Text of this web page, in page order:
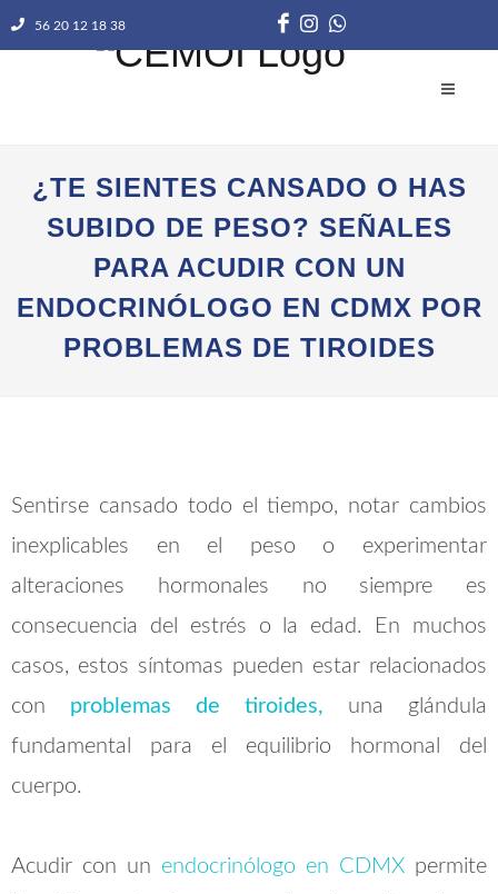
56 20 12 18 38
¿TE SIENTES CANSADO O HAS
SUBIDO DE PESO? SEÑALES
PARA ACUDIR CON UN
ENDOCRINÓLOGO EN CDMX POR
PROBLEMAS DE TIROIDES
Sentirse cansado todo el tiempo, notar cambios
inexplicables en el peso o experimentar
alteraciones hormonales no siempre es
consecuencia del estrés o la edad. En muchos
casos, estos síntomas pueden estar relacionados
con problemas de tiroides, una glándula
fundamental para el equilibrio hormonal del
cuerpo.
Acudir con un endocrinólogo en CDMX permite